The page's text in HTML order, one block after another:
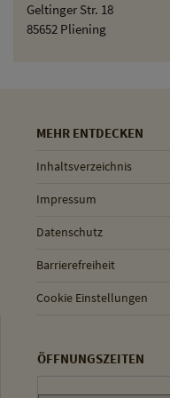
Geltinger Str. 18
85652 Pliening
MEHR ENTDECKEN
Inhaltsverzeichnis
Impressum
Datenschutz
Barrierefreiheit
Cookie Einstellungen
ÖFFNUNGSZEITEN